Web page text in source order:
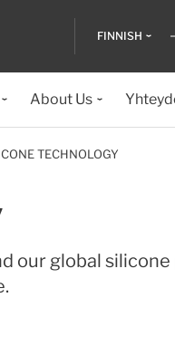
FINNISH
About Us
TECHNOLOGY
our global